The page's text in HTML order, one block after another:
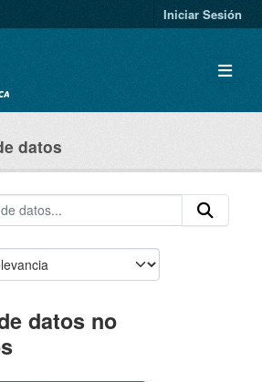
Iniciar Sesión
datos
datos no